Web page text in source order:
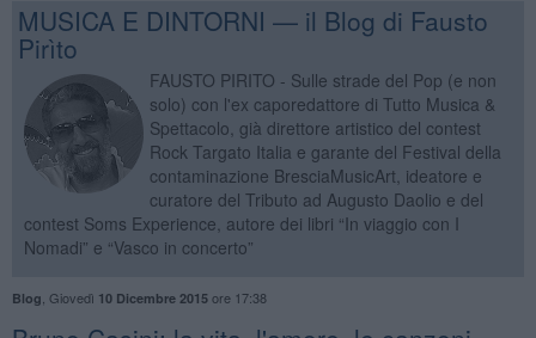
MUSICA E DINTORNI — il Blog di Fausto
Pirìto
FAUSTO PIRITO - Sulle strade del Pop (e non
solo) con l'ex caporedattore di Tutto Musica &
Spettacolo, già direttore artistico del contest
Rock Targato Italia e garante del Festival della
contaminazione BresciaMusicArt, ideatore e
curatore del Tributo ad Augusto Daolio e del
contest Soms Experience, autore dei libri “In viaggio con I
Nomadi” e “Vasco in concerto”
Blog Giovedì 10 Dicembre 2015ore 17:38